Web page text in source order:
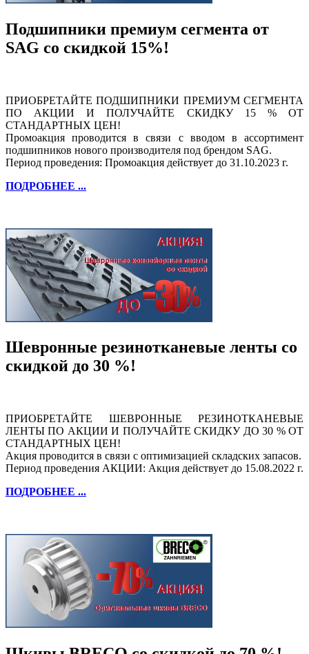
Подшипники премиум сегмента от
SAG со скидкой 15%!
ПРИОБРЕТАЙТЕ ПОДШИПНИКИ ПРЕМИУМ СЕГМЕНТА
ПО АКЦИИ И ПОЛУЧАЙТЕ СКИДКУ 15 % ОТ
СТАНДАРТНЫХ ЦЕН!
Промоакция проводится в связи с вводом в ассортимент
подшипников нового производителя под брендом SAG.
Период проведения: Промоакция действует до 31.10.2023 г.
ПОДРОБНЕЕ ...
Шевронные резинотканевые ленты со
скидкой до 30 %!
ПРИОБРЕТАЙТЕ ШЕВРОННЫЕ РЕЗИНОТКАНЕВЫЕ
ЛЕНТЫ ПО АКЦИИ И ПОЛУЧАЙТЕ СКИДКУ ДО 30 % ОТ
СТАНДАРТНЫХ ЦЕН!
Акция проводится в связи с оптимизацией складских запасов.
Период проведения АКЦИИ: Акция действует до 15.08.2022 г.
ПОДРОБНЕЕ ...